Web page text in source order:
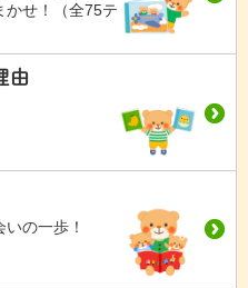
かせ！（全75テ
由
の一歩！